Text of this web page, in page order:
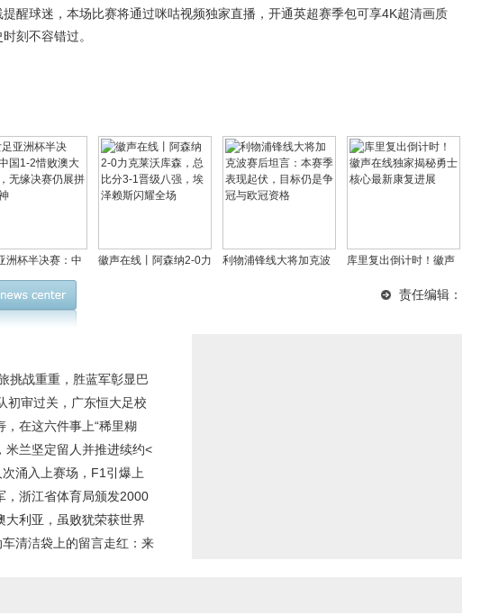
提醒球迷，本场比赛将通过咪咕视频独家直播，开通英超赛季包可享4K超清画质
刻不容错过。
洲杯半决赛：中
败澳大利亚，无
徽声在线丨阿森纳2-0力
利物浦锋线大将加克波
库里复出倒计时！徽声
最新康复进展
责任编辑：
挑战重重，胜蓝军彰显巴
初审过关，广东恒大足校
在这六件事上“稀里糊
米兰坚定留人并推进续约<
涌入上赛场，F1引爆上
，浙江省体育局颁发2000
大利亚，虽败犹荣获世界
清洁袋上的留言走红：来